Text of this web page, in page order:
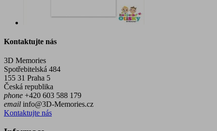
Kontaktujte nás
3D Memories
Spotřebitelská 484
155 31 Praha 5
Česká republika
phone +420 603 588 179
email info@3D-Memories.cz
Kontaktujte nás